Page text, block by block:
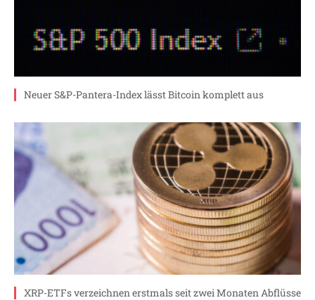
Neuer S&P-Pantera-Index lässt Bitcoin komplett aus
XRP-ETFs verzeichnen erstmals seit zwei Monaten Abflüsse